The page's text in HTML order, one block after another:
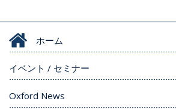
ホーム
イベント / セミナー
Oxford News